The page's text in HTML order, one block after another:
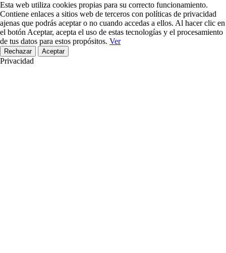
Esta web utiliza cookies propias para su correcto funcionamiento.
Contiene enlaces a sitios web de terceros con políticas de privacidad
ajenas que podrás aceptar o no cuando accedas a ellos. Al hacer clic en
el botón Aceptar, acepta el uso de estas tecnologías y el procesamiento
de tus datos para estos propósitos. Ver
Rechazar Aceptar
Privacidad